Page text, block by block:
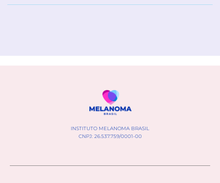
INSTITUTO MELANOMA BRASIL
CNPJ: 26.537.759/0001-00